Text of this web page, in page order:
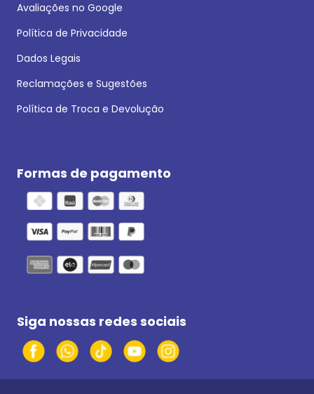
Avaliações no Google
Política de Privacidade
Dados Legais
Reclamações e Sugestões
Política de Troca e Devolução
Formas de pagamento
Siga nossas redes sociais